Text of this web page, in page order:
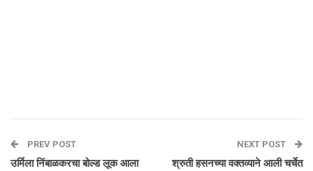
PREV POST
उर्मिला निंबाळकरचा बोल्ड लूक आला
NEXT POST
श्रुती हसनच्या वक्तव्याने आली चर्चेत